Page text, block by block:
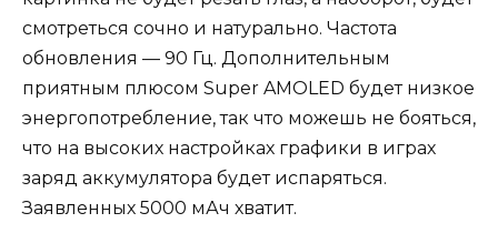
смотреться сочно и натурально. Частота
обновления — 90 Гц. Дополнительным
приятным плюсом Super AMOLED будет низкое
энергопотребление, так что можешь не бояться,
что на высоких настройках графики в играх
заряд аккумулятора будет испаряться.
Заявленных 5000 мАч хватит.